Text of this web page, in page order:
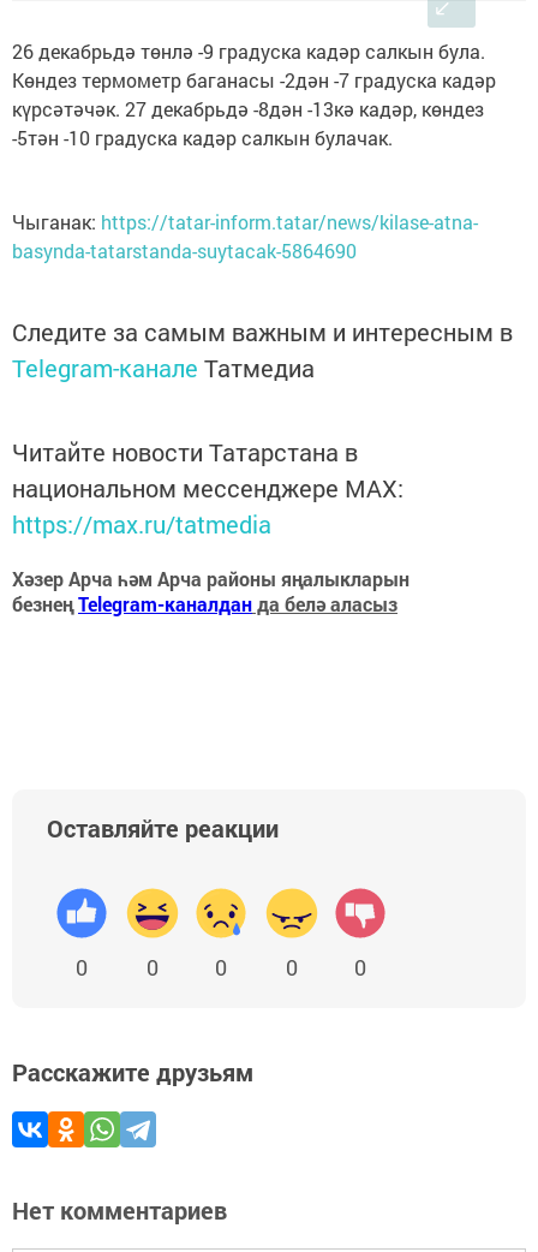
26 декабрьдә төнлә -9 градуска кадәр салкын була.
Көндез термометр баганасы -2дән -7 градуска кадәр
күрсәтәчәк. 27 декабрьдә -8дән -13кә кадәр, көндез
-5тән -10 градуска кадәр салкын булачак.
Чыганак: https://tatar-inform.tatar/news/kilase-atna-
basynda-tatarstanda-suytacak-5864690
Следите за самым важным и интересным в
Telegram-канале Татмедиа
Читайте новости Татарстана в
национальном мессенджере MАХ:
https://max.ru/tatmedia
Хәзер Арча һәм Арча районы яңалыкларын
безнеңTelegram-каналданда белә аласыз
Оставляйте реакции
0 0 0 0 0
Расскажите друзьям
Нет комментариев